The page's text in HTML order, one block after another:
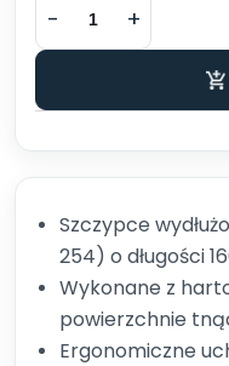
Szczypce
254) o długości
Wykonane z
powierzchnie
Ergonomiczne